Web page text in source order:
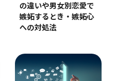
の違いや男女別恋愛で
嫉妬するとき・嫉妬心
への対処法